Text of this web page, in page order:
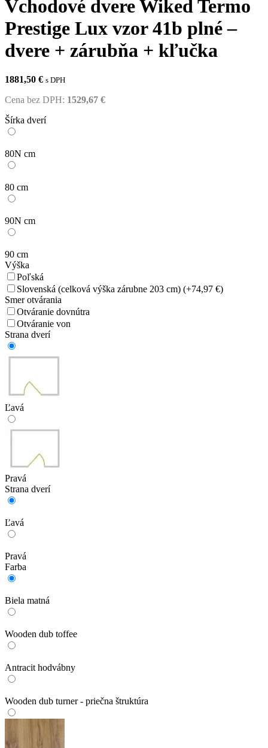
Vchodové dvere Wiked Termo
Prestige Lux vzor 41b plné –
dvere + zárubňa + kľučka
1881,50 € s DPH
Cena bez DPH: 1529,67 €
Šírka dverí
80N cm
80 cm
90N cm
90 cm
Výška
Poľská
Slovenská (celková výška zárubne 203 cm) (+74,97 €)
Smer otvárania
Otváranie dovnútra
Otváranie von
Strana dverí
Ľavá
Pravá
Strana dverí
Ľavá
Pravá
Farba
Biela matná
Wooden dub toffee
Antracit hodvábny
Wooden dub turner - priečna štruktúra